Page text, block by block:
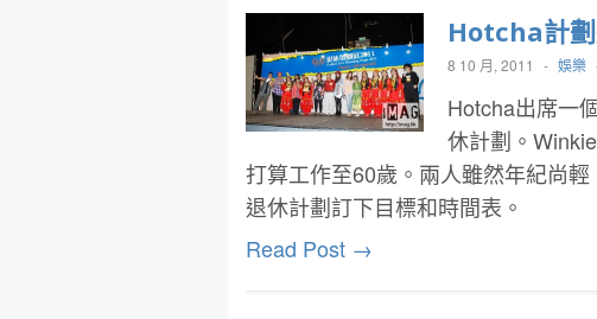
Hotcha計劃
8 10 月, 2011 - 娛樂
Hotcha出席一
休計劃。
打算工作至60歲。兩人雖然年紀尚
退休計劃訂下目標和時間表。
Read Post →